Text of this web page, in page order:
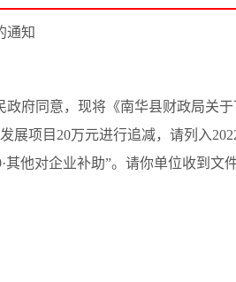
通知
府同意，现将《南华县财政局关
项目20万元进行追减，请列入
其他对企业补助”。请你单位收到